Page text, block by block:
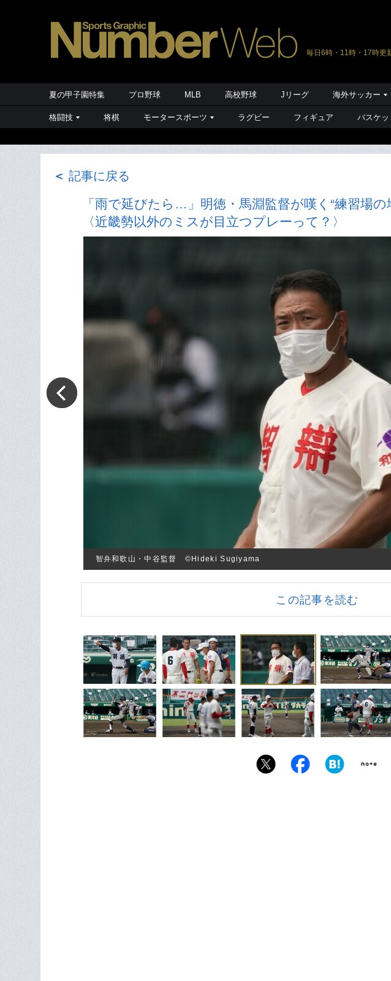
毎日6時・11時・17時更
夏の甲子園特集 プロ野球 MLB 高校野球 Jリーグ 海外サッカー
格闘技 将棋 モータースポーツ ラグビー フィギュア バスケ
＜ 記事に戻る
「雨で延びたら…」明徳・馬淵監督が嘆く“練習場
〈近畿勢以外のミスが目立つプレーって？〉
智弁和歌山・中谷監督 ©Hideki Sugiyama
この記事を読む